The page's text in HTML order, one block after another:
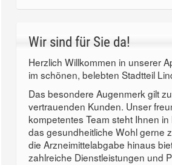
Wir sind für Sie da!
Herzlich Willkommen in unserer
im schönen, belebten Stadtteil
Das besondere Augenmerk gilt
vertrauenden Kunden. Unser
kompetentes Team steht Ihnen
das gesundheitliche Wohl gerne
die Arzneimittelabgabe hinaus
zahlreiche Dienstleistungen und